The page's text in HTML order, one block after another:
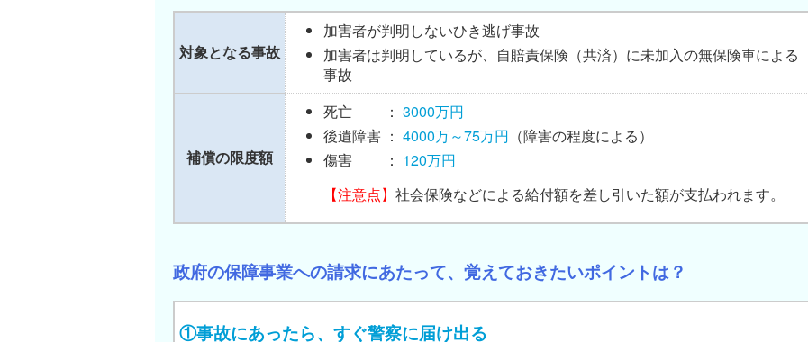
対象となる事故
加害者が判明しないひき逃げ事故
加害者は判明しているが、自賠責保険（共済）に未加入の無保険車による
事故
補償の限度額
死亡 ： 3000万円
後遺障害 ： 4000万～75万円 （障害の程度による）
傷害 ： 120万円
【注意点】 社会保険などによる給付額を差し引いた額が支払われます。
政府の保障事業への請求にあたって、覚えておきたいポイントは？
①事故にあったら、すぐ警察に届け出る